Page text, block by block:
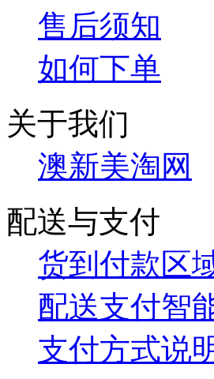
售后须知
如何下单
关于我们
澳新美淘网
配送与支付
货到付款区
配送支付智
支付方式说